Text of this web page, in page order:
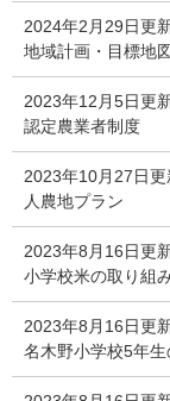
2024年2月29日更
地域計画・目標地
2023年12月5日更
認定農業者制度
2023年10月27日更
人農地プラン
2023年8月16日更
小学校米の取り組
2023年8月16日更
名木野小学校5年